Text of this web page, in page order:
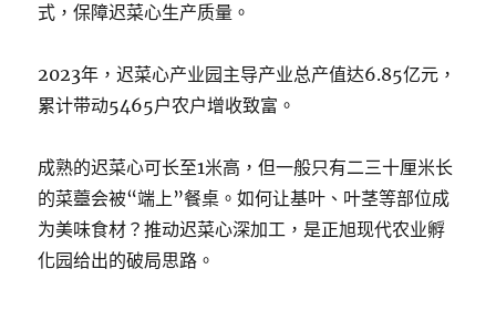
式，保障迟菜心生产质量。
2023年，迟菜心产业园主导产业总产值达6.85亿元，
累计带动5465户农户增收致富。
成熟的迟菜心可长至1米高，但一般只有二三十厘米长
的菜薹会被“端上”餐桌。如何让基叶、叶茎等部位成
为美味食材？推动迟菜心深加工，是正旭现代农业孵
化园给出的破局思路。